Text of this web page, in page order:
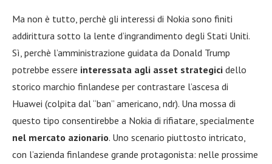
Ma non è tutto, perchè gli interessi di Nokia sono finiti
addirittura sotto la lente d’ingrandimento degli Stati Uniti.
Sì, perchè l’amministrazione guidata da Donald Trump
potrebbe essere interessata agli asset strategici dello
storico marchio finlandese per contrastare l’ascesa di
Huawei (colpita dal “ban” americano, ndr). Una mossa di
questo tipo consentirebbe a Nokia di rifiatare, specialmente
nel mercato azionario. Uno scenario piuttosto intricato,
con l’azienda finlandese grande protagonista: nelle prossime